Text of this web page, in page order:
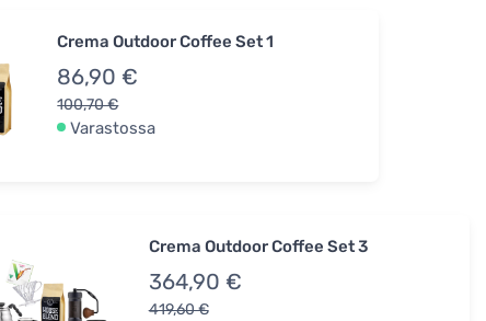
Crema Outdoor Coffee Set 1
86,90 €
100,70 €
Varastossa
Crema Outdoor Coffee Set 3
364,90 €
419,60 €